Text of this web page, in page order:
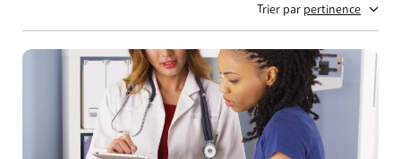
Trier par pertinence